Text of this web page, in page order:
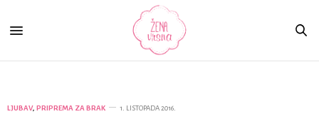
LJUBAV, PRIPREMA ZA BRAK 1. LISTOPADA 2016.